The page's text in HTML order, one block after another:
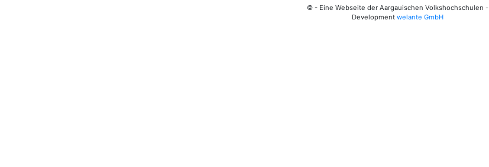
© - Eine Webseite der Aargauischen Volkshochschulen -
Development welante GmbH